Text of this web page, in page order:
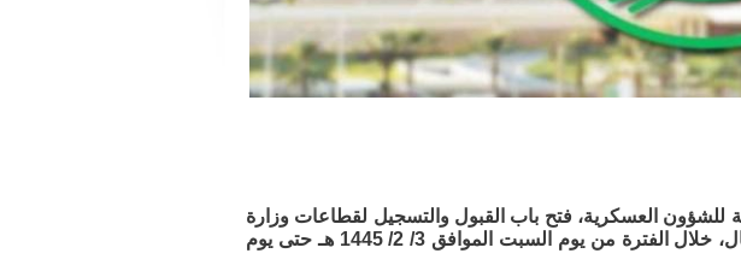
للشؤون العسكرية، فتح باب القبول والتسجيل لقطاعات وزارة
الداخلية ”الأمن العام - السجون“ على رتبة ”جندي“ للرجال، خلال الفترة من يوم السبت الموافق 3/ 2/ 1445 هـ حتى يوم